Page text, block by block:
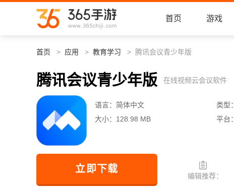
首页 游戏
首页 应用 教育学习 腾讯会议青少年版
腾讯会议青少年版 在线视频云会议软件
语言： 简体中文 类型：
大小： 128.98 MB 平台：
立即下载
编辑推荐：